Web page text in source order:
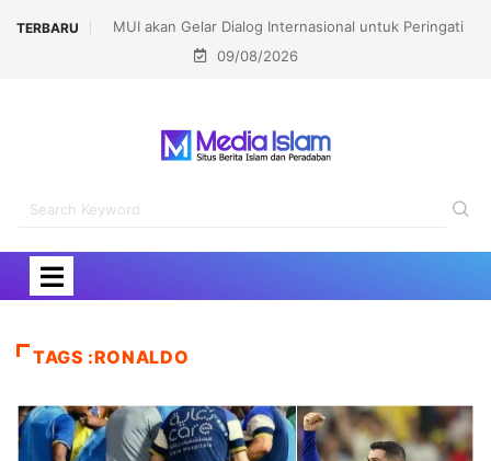
TERBARUMUI akan Gelar Dialog Internasional untuk Peringati
Pembakaran Masjidil Aqsha
Bupati
09/08/2026
TAGS :RONALDO